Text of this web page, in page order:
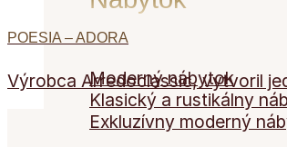
Moderný nábytok
Klasický a rustikálny
Exkluzívny moderný
POESIA – ADORA
Výrobca Arredoclassic, vytvoril